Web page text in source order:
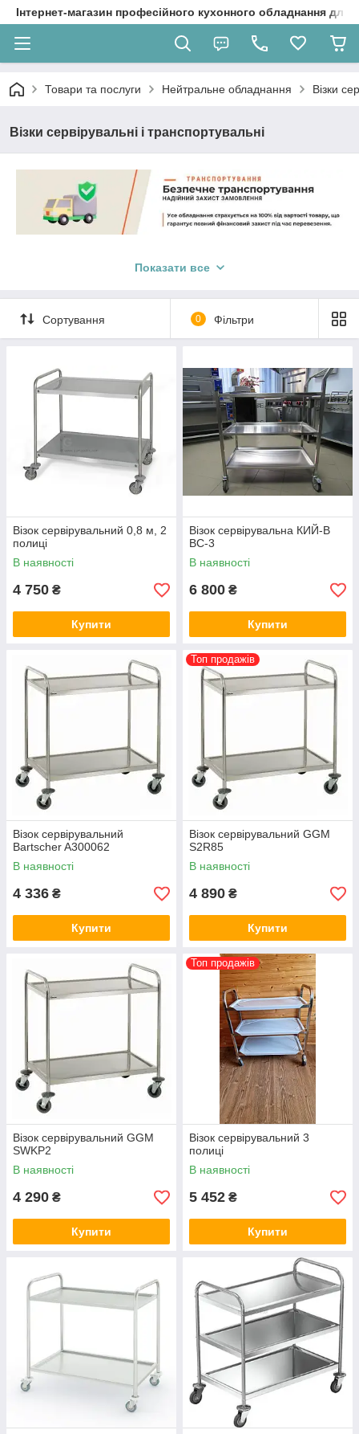
Інтернет-магазин професійного кухонного обладнання
Товари та послуги Нейтральне обладнання Візки
Візки сервірувальні і транспортувальні
спеціалізоване обладнання, призначене для полегшення
інших предметів на професійних кухнях, у ресторанах,
готелях, кафе та їдальнях. Вони забезпечують зручність
пересування і організації сервірування, полегшуючи роботу
персоналу.
Показати все
Сортування 0 Фільтри
Візок сервірувальний 0,8 м, 2
полиці
В наявності
4 750 ₴
Купити
Візок сервірувальна КИЙ-В
ВС-3
В наявності
6 800 ₴
Купити
Візок сервірувальний
Bartscher A300062
В наявності
4 336 ₴
Купити
Топ продажів
Візок сервірувальний GGM
S2R85
В наявності
4 890 ₴
Купити
Візок сервірувальний GGM
SWKP2
В наявності
4 290 ₴
Купити
Топ продажів
Візок сервірувальний 3
полиці
В наявності
5 452 ₴
Купити